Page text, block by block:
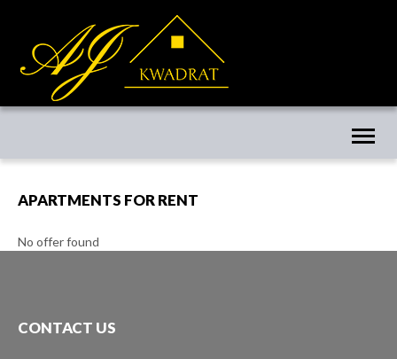
APARTMENTS FOR RENT
No offer found
CONTACT US